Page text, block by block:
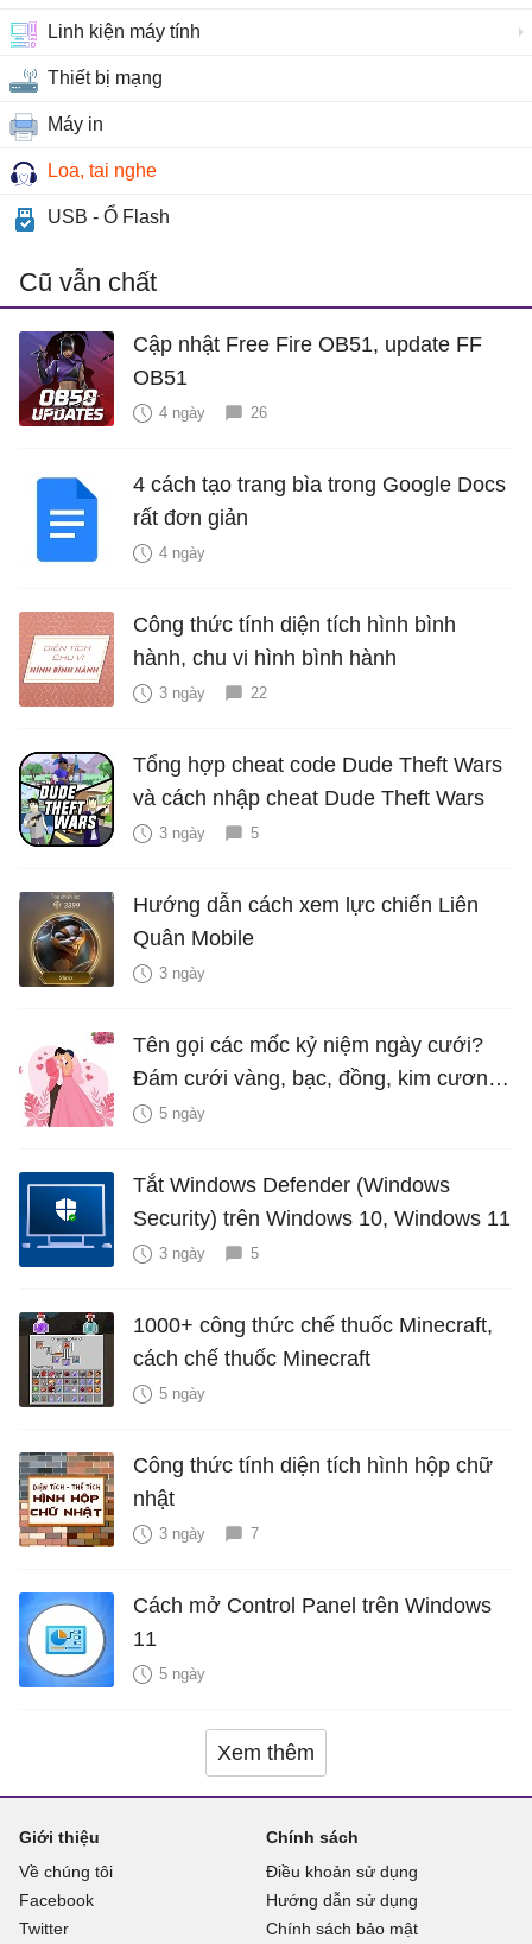
Linh kiện máy tính
Thiết bị mạng
Máy in
Loa, tai nghe
USB - Ổ Flash
Cũ vẫn chất
Cập nhật Free Fire OB51, update FF
OB51
4 ngày 26
4 cách tạo trang bìa trong Google Docs
rất đơn giản
4 ngày
Công thức tính diện tích hình bình
hành, chu vi hình bình hành
3 ngày 22
Tổng hợp cheat code Dude Theft Wars
và cách nhập cheat Dude Theft Wars
3 ngày 5
Hướng dẫn cách xem lực chiến Liên
Quân Mobile
3 ngày
Tên gọi các mốc kỷ niệm ngày cưới?
Đám cưới vàng, bạc, đồng, kim cương
là bao nhiêu năm?
5 ngày
Tắt Windows Defender (Windows
Security) trên Windows 10, Windows 11
3 ngày 5
1000+ công thức chế thuốc Minecraft,
cách chế thuốc Minecraft
5 ngày
Công thức tính diện tích hình hộp chữ
nhật
3 ngày 7
Cách mở Control Panel trên Windows
11
5 ngày
Xem thêm
Giới thiệu
Về chúng tôi
Facebook
Twitter
Chính sách
Điều khoản sử dụng
Hướng dẫn sử dụng
Chính sách bảo mật